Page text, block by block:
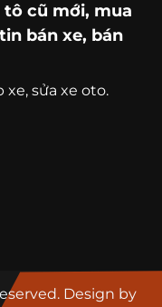
tô cũ mới, mua
bán xe, bán
xe, sửa xe oto.
Design by